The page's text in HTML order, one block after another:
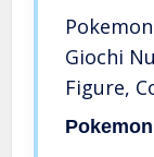
Giochi
Figure,
Pokemon